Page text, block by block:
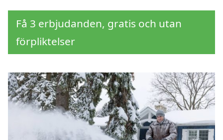
Få 3 erbjudanden, gratis och utan
förpliktelser